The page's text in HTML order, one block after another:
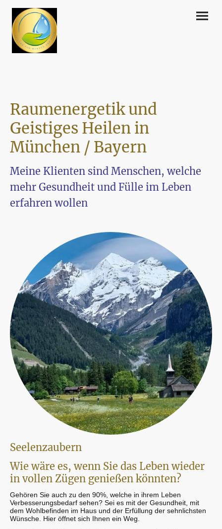
Raumenergetik und
Geistiges Heilen in
München / Bayern
Meine Klienten sind Menschen, welche
mehr Gesundheit und Fülle im Leben
erfahren wollen
Seelenzaubern
Wie wäre es, wenn Sie das Leben wieder
in vollen Zügen genießen könnten?
Gehören Sie auch zu den 90%, welche in ihrem Leben
Verbesserungsbedarf sehen? Sei es mit der Gesundheit, mit
dem Wohlbefinden im Haus und der Erfüllung der sehnlichsten
Wünsche. Hier öffnet sich Ihnen ein Weg.